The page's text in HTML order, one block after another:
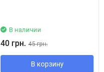
В наличии
40 грн. 45 грн.
В корзину